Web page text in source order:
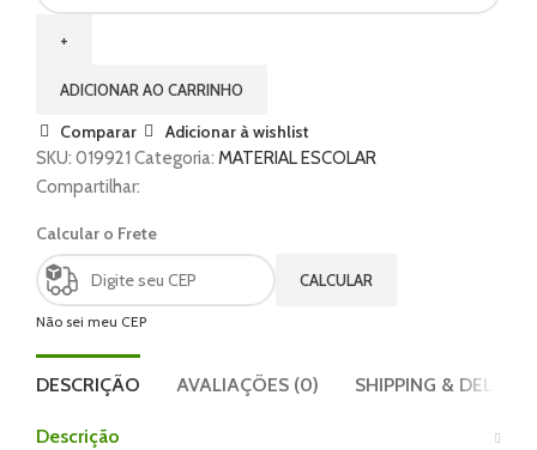
ADICIONAR AO CARRINHO
Comparar
Adicionar à wishlist
SKU: 019921 Categoria: MATERIAL ESCOLAR
Compartilhar:
Calcular o Frete
CALCULAR
Não sei meu CEP
DESCRIÇÃO AVALIAÇÕES (0) SHIPPING &
Descrição